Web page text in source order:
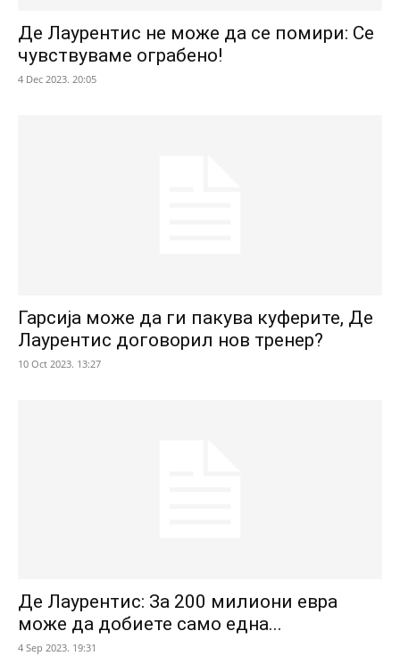
Де Лаурентис не може да се помири: Се
чувствуваме ограбено!
4 Dec 2023. 20:05
Гарсија може да ги пакува куферите, Де
Лаурентис договорил нов тренер?
10 Oct 2023. 13:27
Де Лаурентис: За 200 милиони евра
може да добиете само една...
4 Sep 2023. 19:31